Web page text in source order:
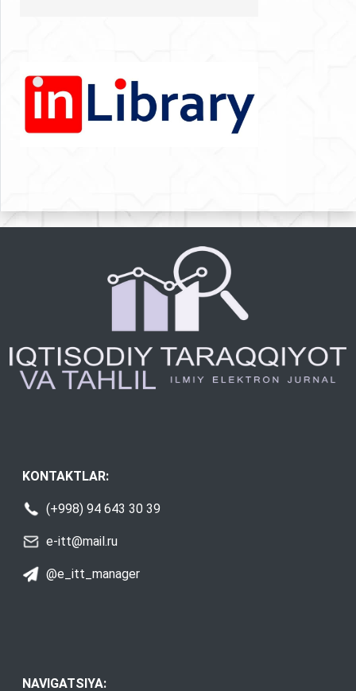
KONTAKTLAR:
(+998) 94 643 30 39
e-itt@mail.ru
@e_itt_manager
NAVIGATSIYA: